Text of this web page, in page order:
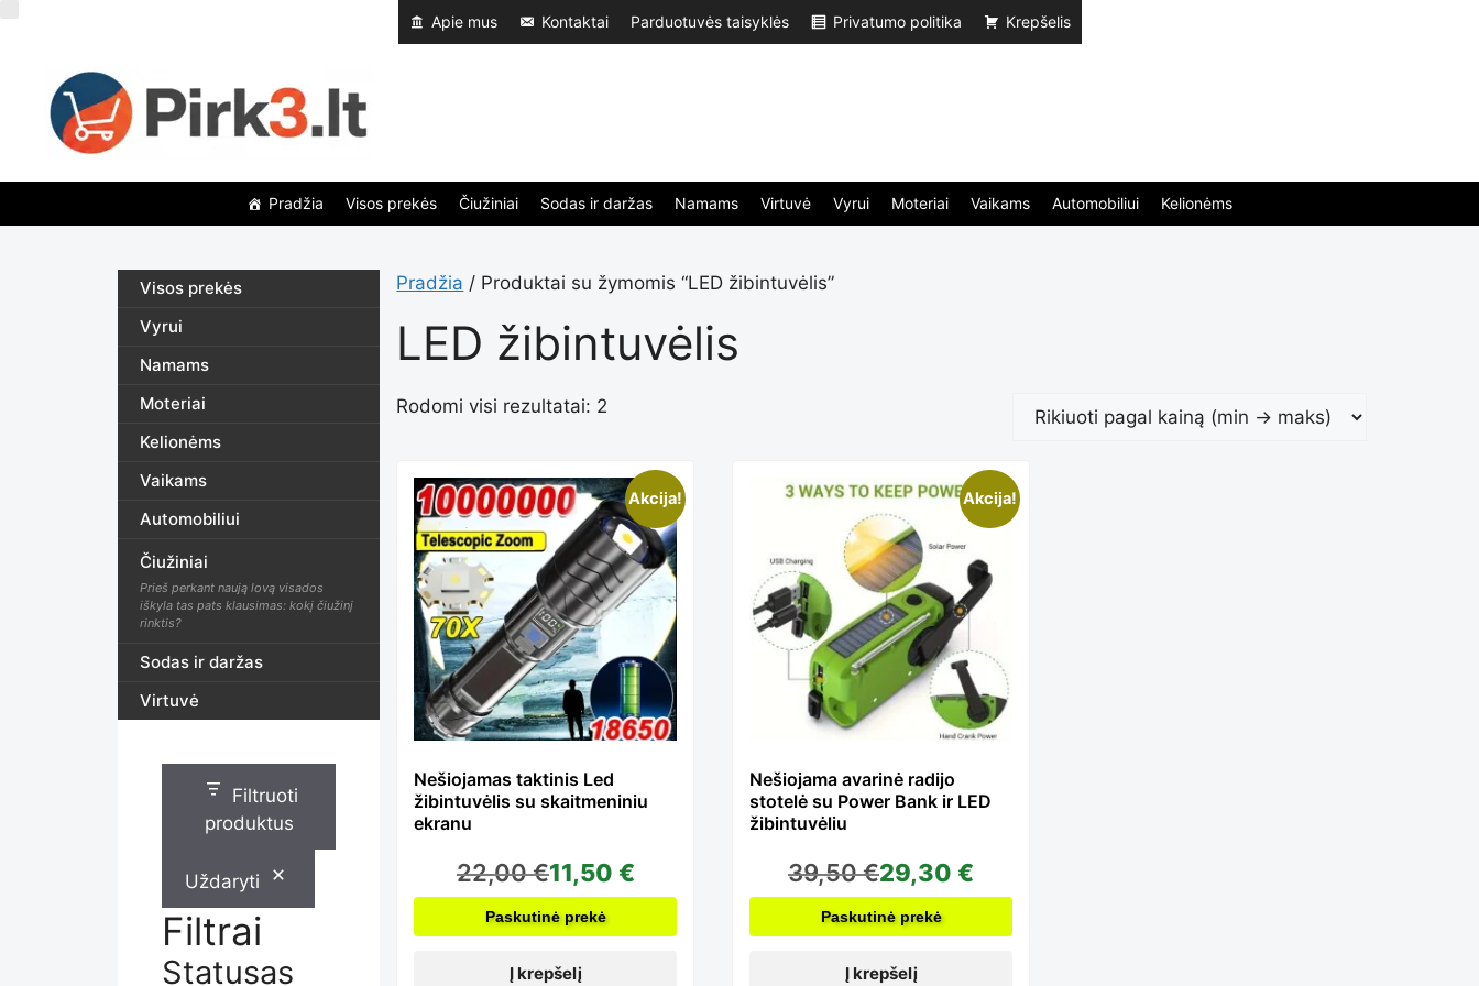
prie
turinio
Apie mus Kontaktai Parduotuvės taisyklės Privatumo politika Krepšelis
Pradžia Visos prekės Čiužiniai Sodas ir daržas Namams Virtuvė Vyrui Moteriai Vaikams Automobiliui Kelionėms
Pradžia / Produktai su žymomis “LED žibintuvėlis”
LED žibintuvėlis
Rodomi visi rezultatai: 2
pagal
kainą:
nuo
mažos
iki
didelės
Akcija!
Nešiojamas taktinis Led
žibintuvėlis su skaitmeniniu
ekranu
22,00€11,50 €
Paskutinė prekė
Į krepšelį
Akcija!
Nešiojama avarinė radijo
stotelė su Power Bank ir LED
žibintuvėliu
39,50€29,30€
Paskutinė prekė
Į krepšelį
Visos prekės
Vyrui
Namams
Moteriai
Kelionėms
Vaikams
Automobiliui
Čiužiniai
Prieš perkant naują lovą visados
iškyla tas pats klausimas: kokį čiužinį
rinktis?
Sodas ir daržas
Virtuvė
Filtruoti
produktus
Uždaryti
Filtrai
Statusas